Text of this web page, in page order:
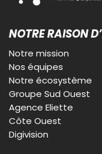
NOTRE RAISON
Notre mission
Nos équipes
Notre écosystème
Groupe Sud Ouest
Agence Eliette
Côte Ouest
Digivision